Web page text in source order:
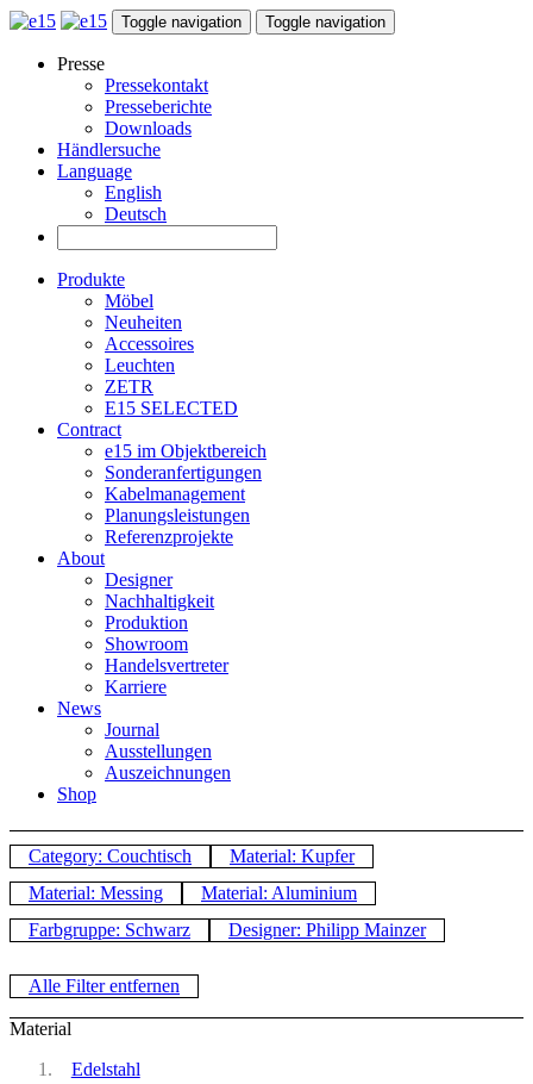
Toggle navigation Toggle navigation
Presse
Pressekontakt
Presseberichte
Downloads
Händlersuche
Language
English
Deutsch
Produkte
Möbel
Neuheiten
Accessoires
Leuchten
ZETR
E15 SELECTED
Contract
e15 im Objektbereich
Sonderanfertigungen
Kabelmanagement
Planungsleistungen
Referenzprojekte
About
Designer
Nachhaltigkeit
Produktion
Showroom
Handelsvertreter
Karriere
News
Journal
Ausstellungen
Auszeichnungen
Shop
Category: Couchtisch
Material: Kupfer
Material: Messing
Material: Aluminium
Farbgruppe: Schwarz
Designer: Philipp Mainzer
Alle Filter entfernen
Material
Edelstahl